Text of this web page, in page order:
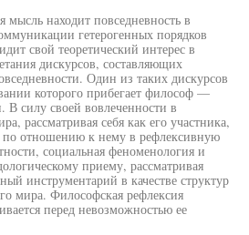
мысль находит повседневность в
гетерогенных порядков
свой теоретический интерес в
дискурсов, составляющих
Один из таких дискурсов
которого прибегает философ —
В силу своей вовлеченности в
рассматривая себя как его участника,
по отношению к нему в рефлексивную
социальная феноменология и
приему, рассматривая
инструментарий в качестве структур
мира. Философская рефлексия
перед невозможностью ее